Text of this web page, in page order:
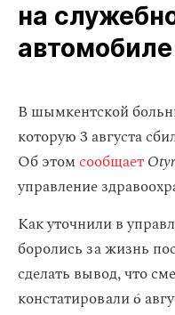
на
автомобиле
В шымкентской
которую 3 августа
Об этомсообщает
управление
Как уточнили в
боролись за жизнь
сделать вывод, что
констатировали 6